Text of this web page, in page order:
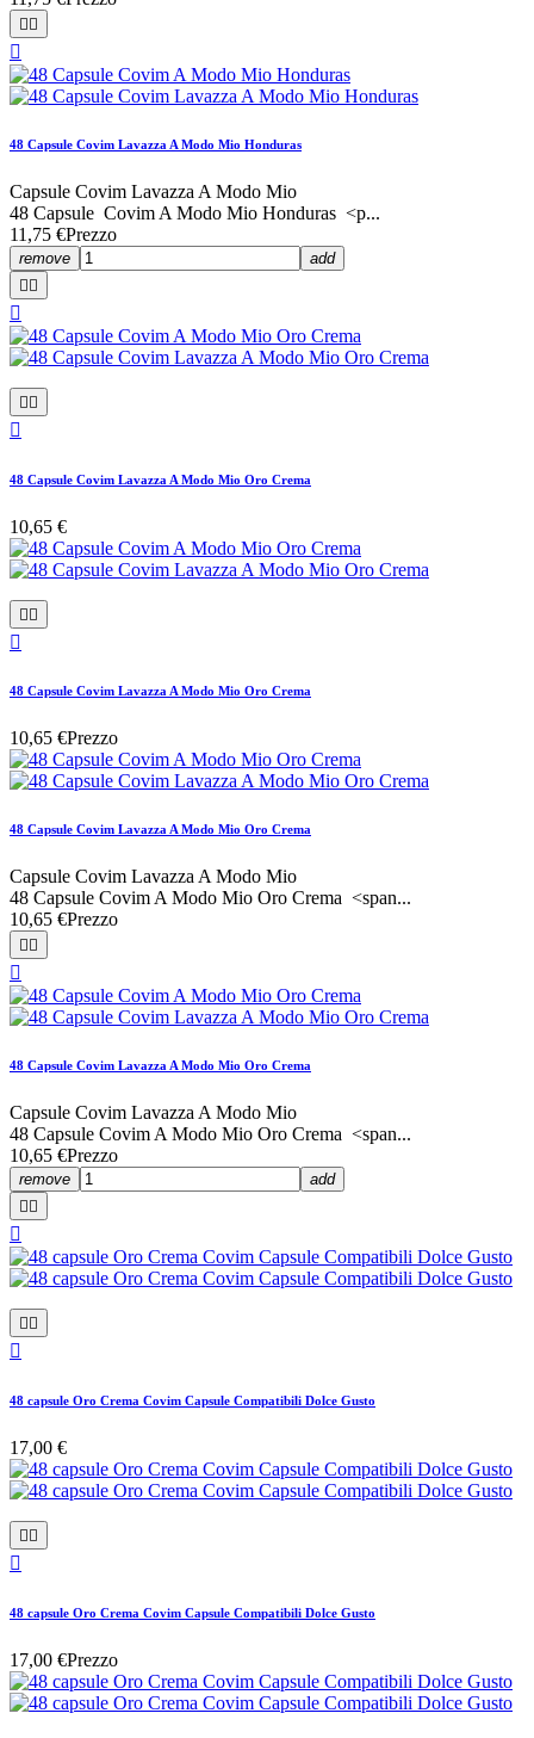


48 Capsule Covim Lavazza A Modo Mio Honduras
Capsule Covim Lavazza A Modo Mio
48 Capsule Covim A Modo Mio Honduras <p...
11,75 €Prezzo
remove
add




48 Capsule Covim Lavazza A Modo Mio Oro Crema
10,65 €


48 Capsule Covim Lavazza A Modo Mio Oro Crema
10,65 €Prezzo
48 Capsule Covim Lavazza A Modo Mio Oro Crema
Capsule Covim Lavazza A Modo Mio
48 Capsule Covim A Modo Mio Oro Crema <span...
10,65 €Prezzo
 

48 Capsule Covim Lavazza A Modo Mio Oro Crema
Capsule Covim Lavazza A Modo Mio
48 Capsule Covim A Modo Mio Oro Crema <span...
10,65 €Prezzo
remove
add
 

 

48 capsule Oro Crema Covim Capsule Compatibili Dolce Gusto
17,00 €
 

48 capsule Oro Crema Covim Capsule Compatibili Dolce Gusto
17,00 €Prezzo